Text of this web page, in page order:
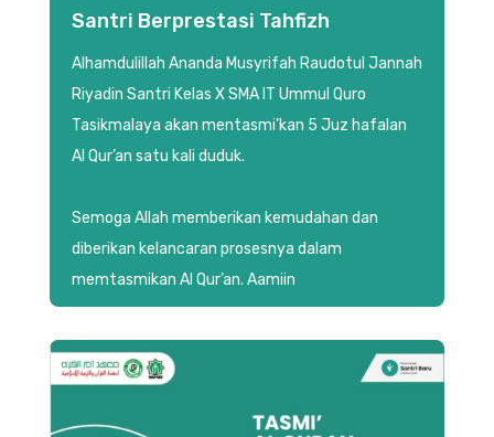
Santri Berprestasi Tahfizh
Alhamdulillah Ananda Musyrifah Raudotul Jannah
Riyadin Santri Kelas X SMA IT Ummul Quro
Tasikmalaya akan mentasmi’kan 5 Juz hafalan
Al Qur’an satu kali duduk.
Semoga Allah memberikan kemudahan dan
diberikan kelancaran prosesnya dalam
memtasmikan Al Qur’an. Aamiin